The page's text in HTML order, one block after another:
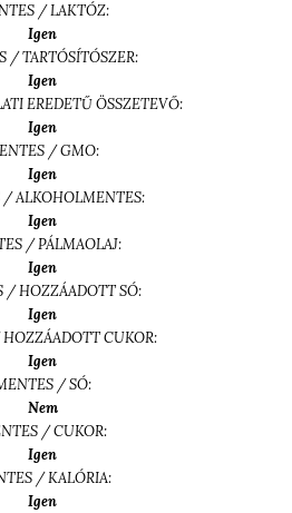
/ LAKTÓZ:
Igen
/ TARTÓSÍTÓSZER:
Igen
EREDETŰ ÖSSZETEVŐ:
Igen
/ GMO:
Igen
/ ALKOHOLMENTES:
Igen
/ PÁLMAOLAJ:
Igen
/ HOZZÁADOTT SÓ:
Igen
CUKOR:
Igen
/ SÓ:
Nem
/ CUKOR:
Igen
/ KALÓRIA:
Igen